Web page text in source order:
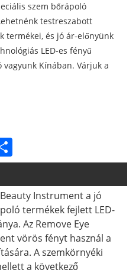
szem bőrápoló
testreszabott
termékei, és jó ár-előnyünk
LED-es fényű
vagyunk Kínában. Várjuk a
Instrument a jó
termékek fejlett LED-
Az Remove Eye
vörös fényt használ a
A szemkörnyéki
a következő